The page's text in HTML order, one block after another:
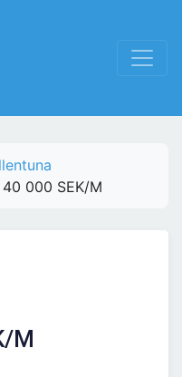
000 SEK/M
M